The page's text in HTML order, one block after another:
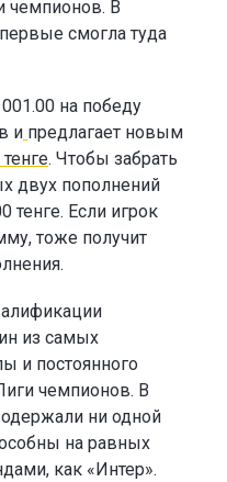
чемпионов. В
смогла туда
на победу
и предлагает новым
. Чтобы забрать
двух пополнений
тенге. Если игрок
тоже получит
из самых
и постоянного
чемпионов. В
ни одной
на равных
как «Интер».